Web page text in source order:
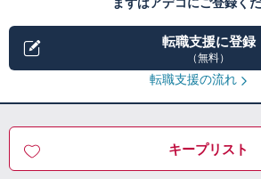
まずはアデコにご登録く
転職支援に登録
（無料）
転職支援の流れ
キープリスト